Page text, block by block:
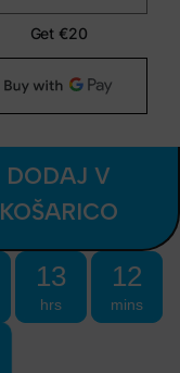
DODAJ V
KOŠARICO
13
hrs
12
mins